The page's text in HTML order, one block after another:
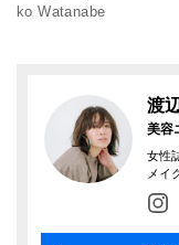
ko Watanabe
渡
美容
女性
メイ